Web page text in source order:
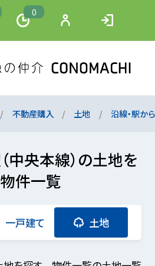
0
不動産購入 土地 沿線・駅か
中央本線）の土地を
件一覧
一戸建て 土地